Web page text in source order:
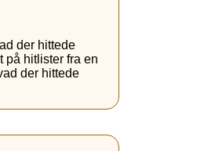
der hittede
på hitlister fra en
der hittede